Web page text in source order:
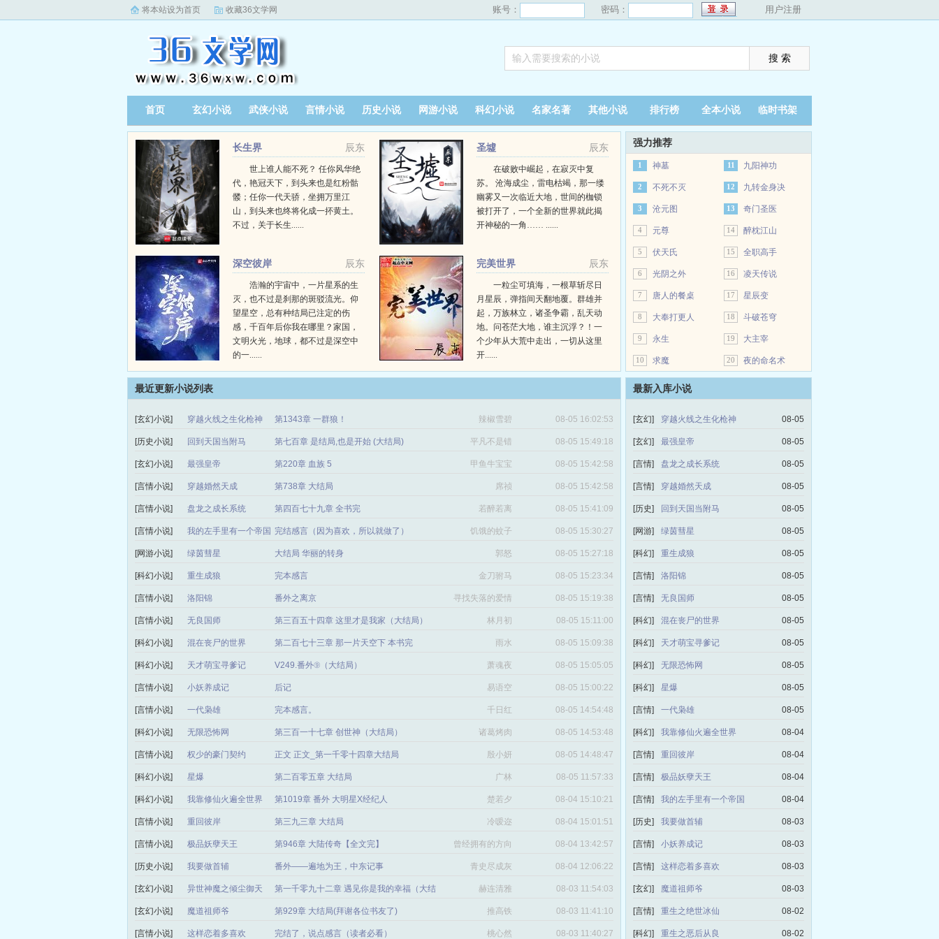
将本站设为首页 收藏36文学网 账号： 密码： 用户注册
首页 玄幻小说 武侠小说 言情小说 历史小说 网游小说 科幻小说 名家名著 其他小说 排行榜 全本小说 临时书架
辰东
长生界
世上谁人能不死？ 任你风华绝
代，艳冠天下，到头来也是红粉骷
髅；任你一代天骄，坐拥万里江
山，到头来也终将化成一抔黄土。
不过，关于长生......
辰东
圣墟
在破败中崛起，在寂灭中复
苏。 沧海成尘，雷电枯竭，那一缕
幽雾又一次临近大地，世间的枷锁
被打开了，一个全新的世界就此揭
开神秘的一角…… ......
辰东
深空彼岸
浩瀚的宇宙中，一片星系的生
灭，也不过是刹那的斑驳流光。仰
望星空，总有种结局已注定的伤
感，千百年后你我在哪里？家国，
文明火光，地球，都不过是深空中
的一......
辰东
完美世界
一粒尘可填海，一根草斩尽日
月星辰，弹指间天翻地覆。群雄并
起，万族林立，诸圣争霸，乱天动
地。问苍茫大地，谁主沉浮？！一
个少年从大荒中走出，一切从这里
开......
强力推荐
1 神墓
2 不死不灭
3 沧元图
4 元尊
5 伏天氏
6 光阴之外
7 唐人的餐桌
8 大奉打更人
9 永生
10 求魔
11 九阳神功
12 九转金身决
13 奇门圣医
14 醉枕江山
15 全职高手
16 凌天传说
17 星辰变
18 斗破苍穹
19 大主宰
20 夜的命名术
最近更新小说列表
[玄幻小说] 穿越火线之生化枪神 第1343章 一群狼！ 辣椒雪碧 08-05 16:02:53
[历史小说] 回到天国当附马 第七百章 是结局,也是开始 (大结局) 平凡不是错 08-05 15:49:18
[玄幻小说] 最强皇帝 第220章 血族 5 甲鱼牛宝宝 08-05 15:42:58
[言情小说] 穿越婚然天成 第738章 大结局 席祯 08-05 15:42:58
[言情小说] 盘龙之成长系统 第四百七十九章 全书完 若醉若离 08-05 15:41:09
[言情小说] 我的左手里有一个帝国 完结感言（因为喜欢，所以就做了） 饥饿的蚊子 08-05 15:30:27
[网游小说] 绿茵彗星 大结局 华丽的转身 郭怒 08-05 15:27:18
[科幻小说] 重生成狼 完本感言 金刀驸马 08-05 15:23:34
[言情小说] 洛阳锦 番外之离京 寻找失落的爱情 08-05 15:19:38
[言情小说] 无良国师 第三百五十四章 这里才是我家（大结局） 林月初 08-05 15:11:00
[科幻小说] 混在丧尸的世界 第二百七十三章 那一片天空下 本书完 雨水 08-05 15:09:38
[科幻小说] 天才萌宝寻爹记 V249.番外⑨（大结局） 萧魂夜 08-05 15:05:05
[言情小说] 小妖养成记 后记 易语空 08-05 15:00:22
[言情小说] 一代枭雄 完本感言。 千日红 08-05 14:54:48
[科幻小说] 无限恐怖网 第三百一十七章 创世神（大结局） 诸葛烤肉 08-05 14:53:48
[言情小说] 权少的豪门契约 正文 正文_第一千零十四章大结局 殷小妍 08-05 14:48:47
[科幻小说] 星爆 第二百零五章 大结局 广林 08-05 11:57:33
[科幻小说] 我靠修仙火遍全世界 第1019章 番外 大明星X经纪人 楚若夕 08-04 15:10:21
[言情小说] 重回彼岸 第三九三章 大结局 冷嗳迩 08-04 15:01:51
[言情小说] 极品妖孽天王 第946章 大陆传奇【全文完】
曾经拥有的方向
感
08-04 13:42:57
[历史小说] 我要做首辅 番外——遍地为王，中东记事 青史尽成灰 08-04 12:06:22
[玄幻小说] 异世神魔之倾尘御天
第一千零九十二章 遇见你是我的幸福（大结
局）
赫连清雅 08-03 11:54:03
[玄幻小说] 魔道祖师爷 第929章 大结局(拜谢各位书友了) 推高铁 08-03 11:41:10
[言情小说] 这样恋着多喜欢 完结了，说点感言（读者必看） 桃心然 08-03 11:40:27
最新入库小说
[玄幻] 穿越火线之生化枪神 08-05
[玄幻] 最强皇帝 08-05
[言情] 盘龙之成长系统 08-05
[言情] 穿越婚然天成 08-05
[历史] 回到天国当附马 08-05
[网游] 绿茵彗星 08-05
[科幻] 重生成狼 08-05
[言情] 洛阳锦 08-05
[言情] 无良国师 08-05
[科幻] 混在丧尸的世界 08-05
[科幻] 天才萌宝寻爹记 08-05
[科幻] 无限恐怖网 08-05
[科幻] 星爆 08-05
[言情] 一代枭雄 08-05
[科幻] 我靠修仙火遍全世界 08-04
[言情] 重回彼岸 08-04
[言情] 极品妖孽天王 08-04
[言情] 我的左手里有一个帝国 08-04
[历史] 我要做首辅 08-03
[言情] 小妖养成记 08-03
[言情] 这样恋着多喜欢 08-03
[玄幻] 魔道祖师爷 08-03
[言情] 重生之绝世冰仙 08-02
[科幻] 重生之恶后从良 08-02